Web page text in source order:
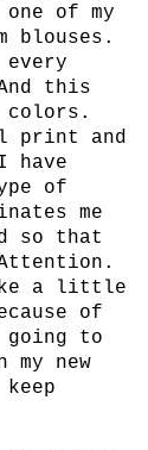
of my
blouses.
this
colors.
print and
have
of
me
so that
a little
of
going to
new